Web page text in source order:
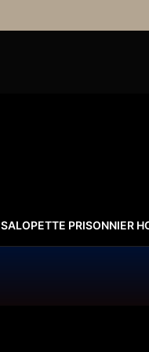
SALOPETTE PRISONNIER